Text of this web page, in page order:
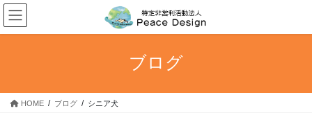
コ
ン
テ
ス
ナ
ビ
ゲ
ン
ブログ
HOME ブログ シニア犬